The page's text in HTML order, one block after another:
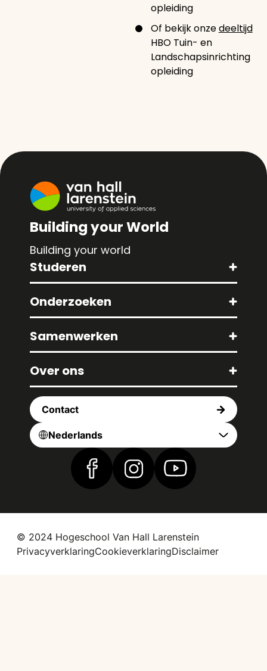
opleiding
Of bekijk onzedeeltijd
HBO Tuin- en
Landschapsinrichting
opleiding
Building your World
Building your world
Studeren
Onderzoeken
Samenwerken
Over ons
Contact
Nederlands
Vind ons op Facebook
Vind ons op Instagram
Vind ons op
© 2024 Hogeschool Van Hall Larenstein
PrivacyverklaringCookieverklaringDisclaimer